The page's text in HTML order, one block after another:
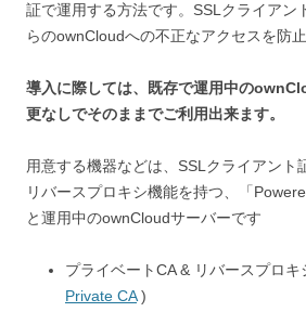
証で運用する方法です。SSLクライアン
らのownCloudへの不正なアクセスを防
導入に際しては、既存で運用中の
更なしでそのままでご利用出来ます。
用意する機器などは、SSLクライアント
リバースプロキシ機能を持つ、「
と運用中のownCloudサーバーです
プライベートCA & リバースプロキ
Private CA)